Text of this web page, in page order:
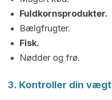
Fuldkornsprodukter.
Bælgfrugter.
Fisk.
Nødder og frø.
3. Kontroller din vægt